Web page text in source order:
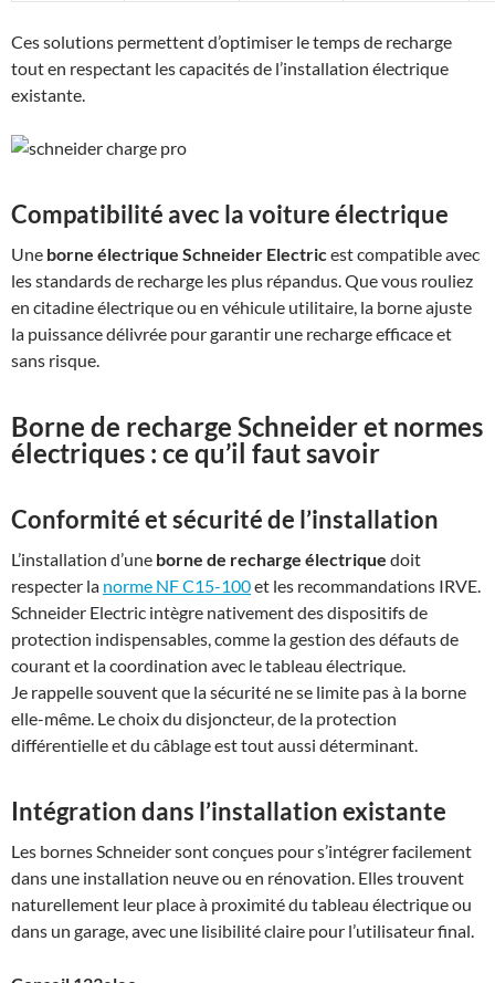
Ces solutions permettent d’optimiser le temps de recharge
tout en respectant les capacités de l’installation électrique
existante.
Compatibilité avec la voiture électrique
Une borne électrique Schneider Electricest compatible avec
les standards de recharge les plus répandus. Que vous rouliez
en citadine électrique ou en véhicule utilitaire, la borne ajuste
la puissance délivrée pour garantir une recharge efficace et
sans risque.
Borne de recharge Schneider et normes
électriques : ce qu’il faut savoir
Conformité et sécurité de l’installation
L’installation d’une borne de recharge électrique doit
respecter la norme NF C15-100et les recommandations IRVE.
Schneider Electric intègre nativement des dispositifs de
protection indispensables, comme la gestion des défauts de
courant et la coordination avec le tableau électrique.
Je rappelle souvent que la sécurité ne se limite pas à la borne
elle-même. Le choix du disjoncteur, de la protection
différentielle et du câblage est tout aussi déterminant.
Intégration dans l’installation existante
Les bornes Schneider sont conçues pour s’intégrer facilement
dans une installation neuve ou en rénovation. Elles trouvent
naturellement leur place à proximité du tableau électrique ou
dans un garage, avec une lisibilité claire pour l’utilisateur final.